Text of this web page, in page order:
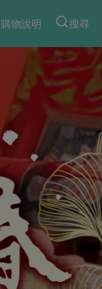
購物說明 搜尋